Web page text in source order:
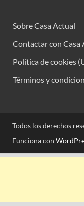
Sobre Casa Actual
Contactar con Casa
Política de cookies
Términos y
Todos los derechos
Funciona con